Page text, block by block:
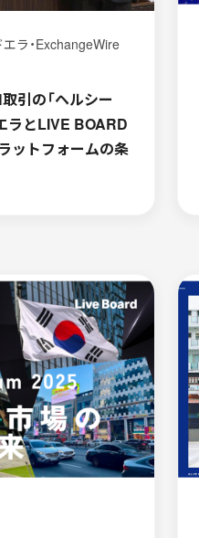
ラ・ExchangeWire
引の「ヘルシー
ラとLIVE BOARD
ットフォームの条